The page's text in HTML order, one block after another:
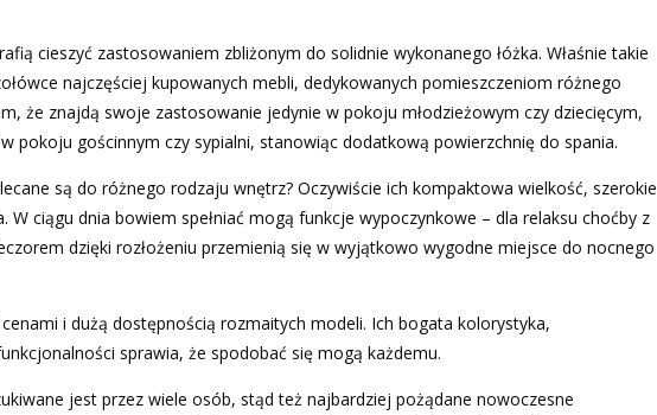
cieszyć zastosowaniem zbliżonym do solidnie wykonanego łóżka. Właśnie takie
najczęściej kupowanych mebli, dedykowanych pomieszczeniom różnego
że znajdą swoje zastosowanie jedynie w pokoju młodzieżowym czy dziecięcym,
pokoju gościnnym czy sypialni, stanowiąc dodatkową powierzchnię do spania.
są do różnego rodzaju wnętrz? Oczywiście ich kompaktowa wielkość, szerokie
W ciągu dnia bowiem spełniać mogą funkcje wypoczynkowe – dla relaksu choćby z
dzięki rozłożeniu przemienią się w wyjątkowo wygodne miejsce do nocnego
i dużą dostępnością rozmaitych modeli. Ich bogata kolorystyka,
sprawia, że spodobać się mogą każdemu.
jest przez wiele osób, stąd też najbardziej pożądane nowoczesne